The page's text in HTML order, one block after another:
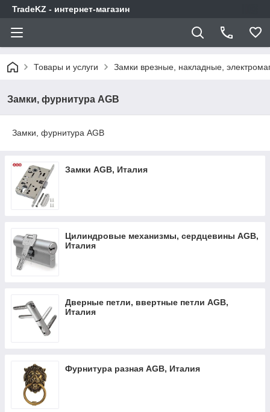
TradeKZ - интернет-магазин
Товары и услуги Замки врезные, накладные,
Замки, фурнитура AGB
Замки, фурнитура AGB
Замки AGB, Италия
Цилиндровые механизмы, сердцевины AGB,
Италия
Дверные петли, ввертные петли AGB,
Италия
Фурнитура разная AGB, Италия